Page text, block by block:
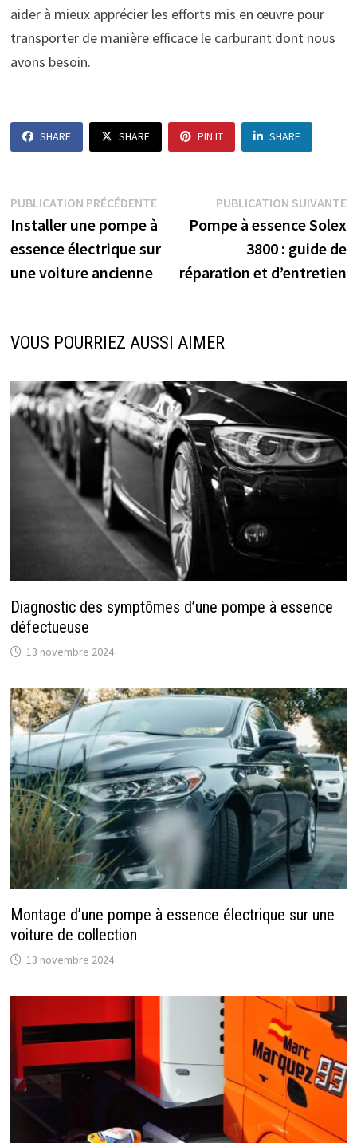
aider à mieux apprécier les efforts mis en œuvre pour
transporter de manière efficace le carburant dont nous
avons besoin.
SHARE SHARE PIN IT SHARE
Navigation
de
l’article
PUBLICATION PRÉCÉDENTEPublication
précédente :
Installer une pompe à
essence électrique sur
une voiture ancienne
PUBLICATION SUIVANTE
Pompe à essence Solex
3800 : guide de
réparation et d’entretien
VOUS POURRIEZ AUSSI AIMER
Diagnostic des symptômes d’une pompe à essence
défectueuse
13 novembre 2024
Montage d’une pompe à essence électrique sur une
voiture de collection
13 novembre 2024